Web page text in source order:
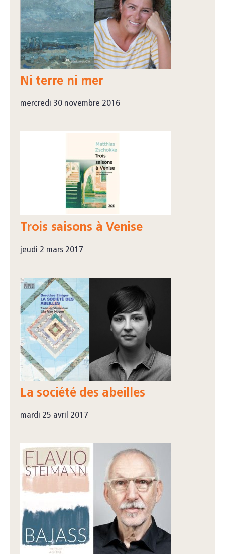
Ni terre ni mer
mercredi 30 novembre 2016
Trois saisons à Venise
jeudi 2 mars 2017
La société des abeilles
mardi 25 avril 2017